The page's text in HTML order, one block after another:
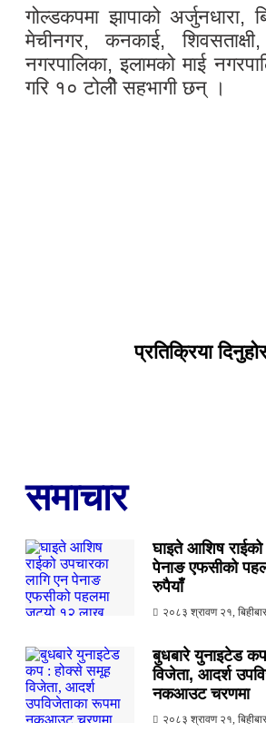
गोल्डकपमा झापाको अर्जुनधारा,
मेचीनगर, कनकाई,
नगरपालिका, इलामको माई
गरि १० टोलीे सहभागी छन् ।
प्रतिक्रिया
समाचार
घाइते आशिष राईको
पेनाङ एफसीको
रुपैयाँ
२०८३ श्रावण २१, बिहीबार
बुधबारे युनाइटेड
विजेता, आदर्श
नकआउट चरणमा
२०८३ श्रावण २१, बिहीबार